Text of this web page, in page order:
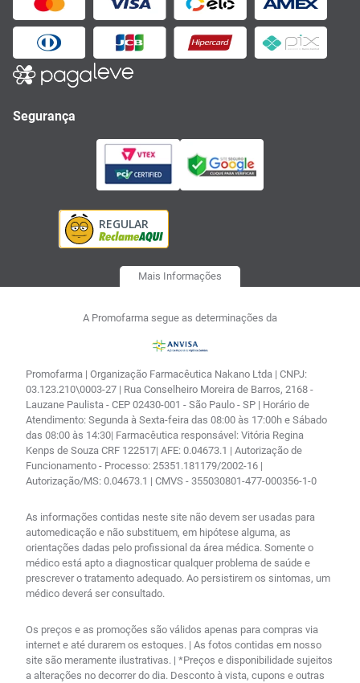
Segurança
Mais Informações
A Promofarma segue as determinações da
Promofarma | Organização Farmacêutica Nakano Ltda | CNPJ:
03.123.210\0003-27 | Rua Conselheiro Moreira de Barros, 2168 -
Lauzane Paulista - CEP 02430-001 - São Paulo - SP | Horário de
Atendimento: Segunda à Sexta-feira das 08:00 às 17:00h e Sábado
das 08:00 às 14:30| Farmacêutica responsável: Vitória Regina
Kenps de Souza CRF 122517| AFE: 0.04673.1 | Autorização de
Funcionamento - Processo: 25351.181179/2002-16 |
Autorização/MS: 0.04673.1 | CMVS - 355030801-477-000356-1-0
As informações contidas neste site não devem ser usadas para
automedicação e não substituem, em hipótese alguma, as
orientações dadas pelo profissional da área médica. Somente o
médico está apto a diagnosticar qualquer problema de saúde e
prescrever o tratamento adequado. Ao persistirem os sintomas, um
médico deverá ser consultado.
Os preços e as promoções são válidos apenas para compras via
internet e até durarem os estoques. | As fotos contidas em nosso
site são meramente ilustrativas. | *Preços e disponibilidade sujeitos
a alterações no decorrer do dia. Desconto à vista, cupons e outras